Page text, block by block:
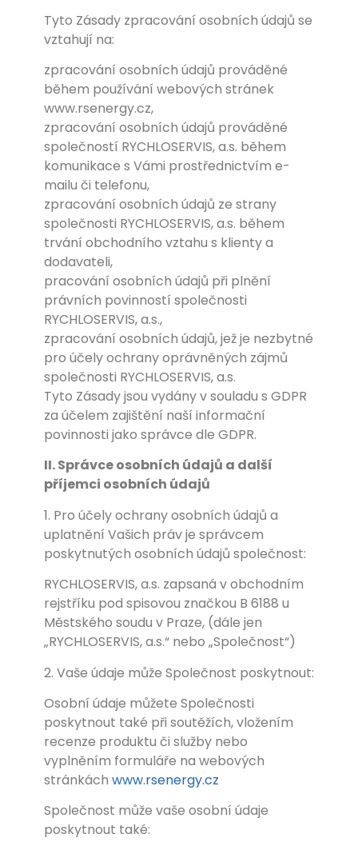
Tyto Zásady zpracování osobních údajů se
vztahují na:
zpracování osobních údajů prováděné
během používání webových stránek
www.rsenergy.cz,
zpracování osobních údajů prováděné
společností RYCHLOSERVIS, a.s. během
komunikace s Vámi prostřednictvím e-
mailu či telefonu,
zpracování osobních údajů ze strany
společnosti RYCHLOSERVIS, a.s. během
trvání obchodního vztahu s klienty a
dodavateli,
pracování osobních údajů při plnění
právních povinností společnosti
RYCHLOSERVIS, a.s.,
zpracování osobních údajů, jež je nezbytné
pro účely ochrany oprávněných zájmů
společnosti RYCHLOSERVIS, a.s.
Tyto Zásady jsou vydány v souladu s GDPR
za účelem zajištění naší informační
povinnosti jako správce dle GDPR.
II. Správce osobních údajů a další
příjemci osobních údajů
1. Pro účely ochrany osobních údajů a
uplatnění Vašich práv je správcem
poskytnutých osobních údajů společnost:
RYCHLOSERVIS, a.s. zapsaná v obchodním
rejstříku pod spisovou značkou B 6188 u
Městského soudu v Praze, (dále jen
„RYCHLOSERVIS, a.s.“ nebo „Společnost“)
2. Vaše údaje může Společnost poskytnout:
Osobní údaje můžete Společnosti
poskytnout také při soutěžích, vložením
recenze produktu či služby nebo
vyplněním formuláře na webových
stránkách www.rsenergy.cz
Společnost může vaše osobní údaje
poskytnout také: